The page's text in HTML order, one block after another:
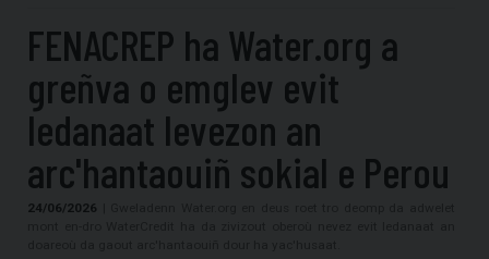
FENACREP ha Water.org a
greñva o emglev evit
ledanaat levezon an
arc'hantaouiñ sokial e Perou
24/06/2026